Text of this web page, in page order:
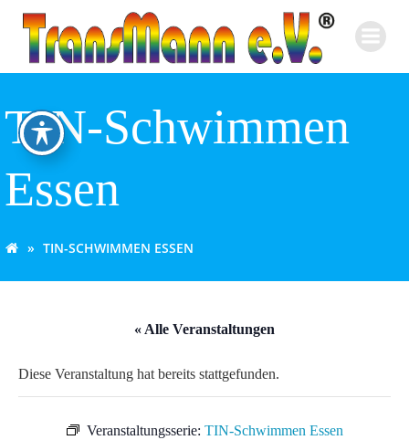
Inhalt
springen
TIN-Schwimmen
Essen
TIN-SCHWIMMEN ESSEN
« Alle Veranstaltungen
Diese Veranstaltung hat bereits stattgefunden.
Veranstaltungsserie: TIN-Schwimmen Essen